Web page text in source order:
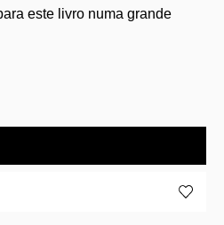
este livro numa grande